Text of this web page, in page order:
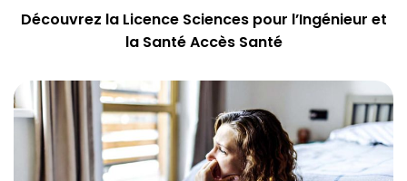
Découvrez la Licence Sciences pour l’Ingénieur et
la Santé Accès Santé